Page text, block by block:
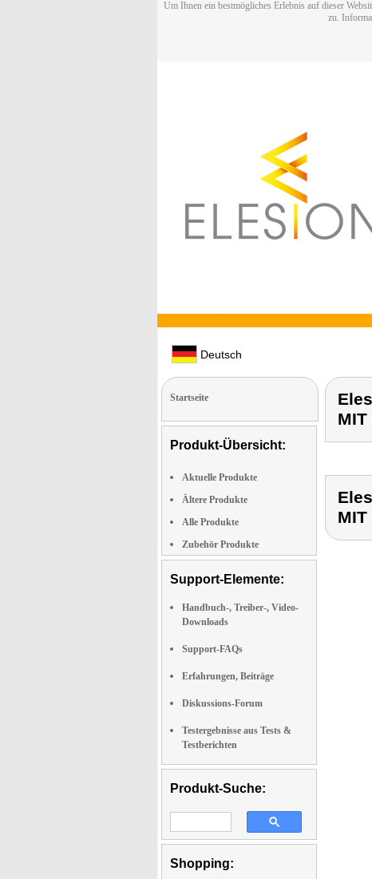
Um Ihnen ein bestmögliches Erlebnis auf dieser
zu.
Deutsch
Startseite
Produkt-Übersicht:
Aktuelle Produkte
Ältere Produkte
Alle Produkte
Zubehör Produkte
Support-Elemente:
Handbuch-, Treiber-, Video-
Downloads
Support-FAQs
Erfahrungen, Beiträge
Diskussions-Forum
Testergebnisse aus Tests &
Testberichten
Produkt-Suche:
Shopping:
MIT
MIT